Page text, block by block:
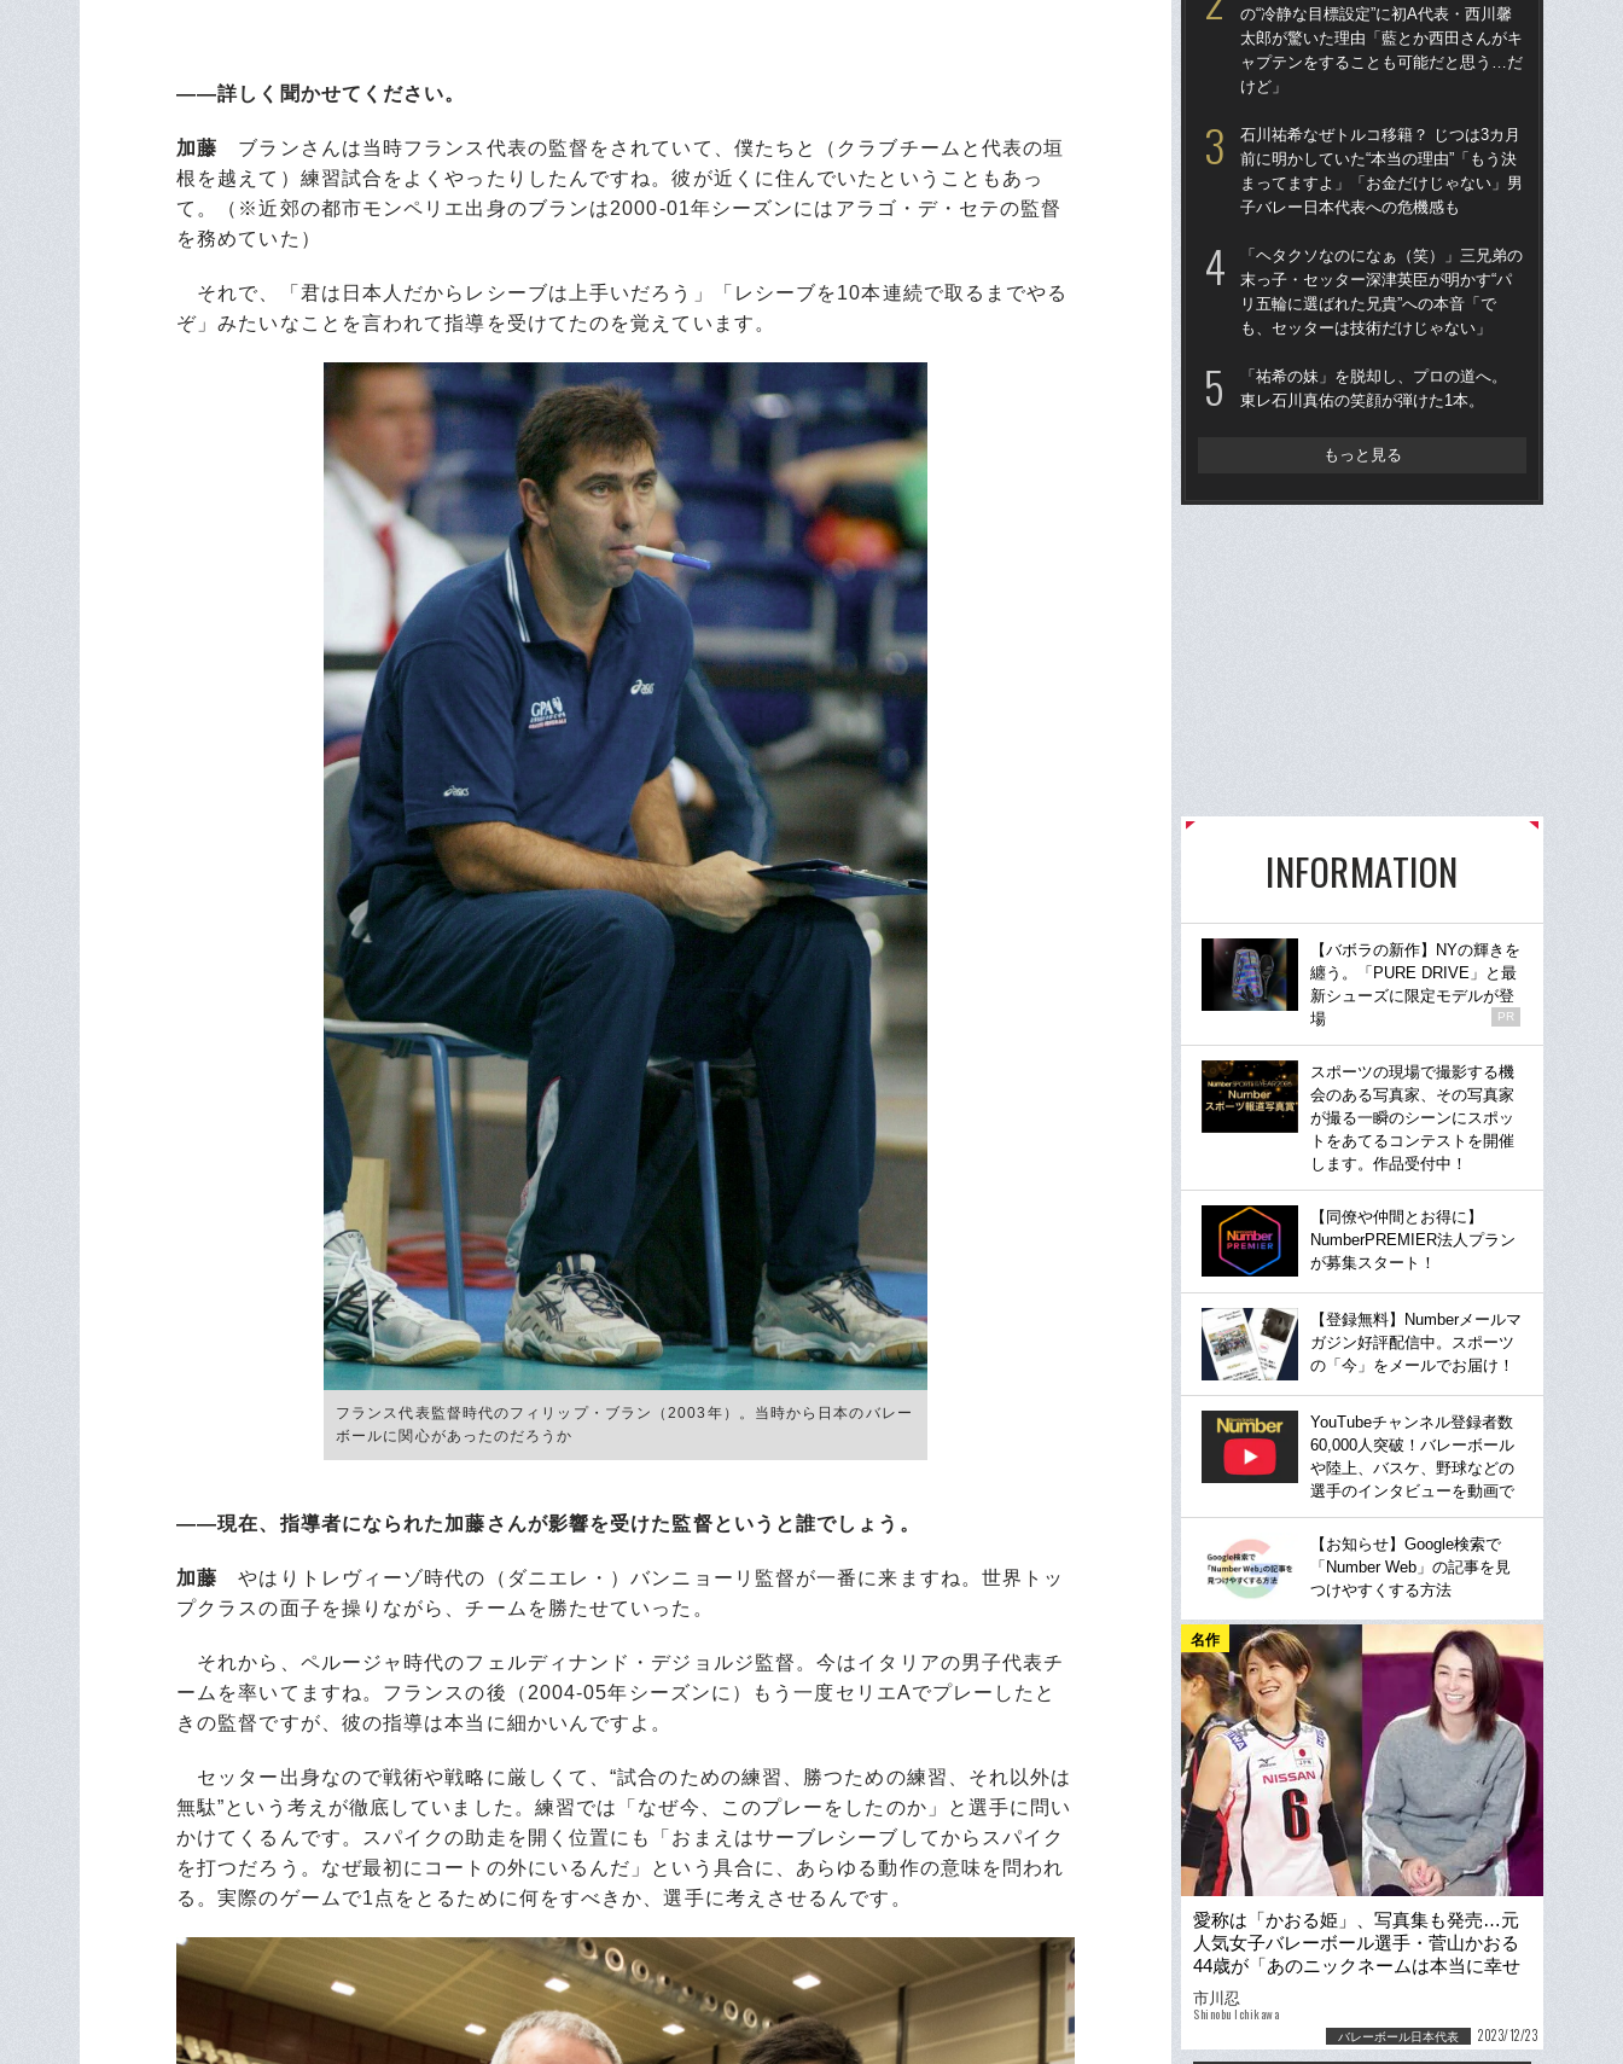
――詳しく聞かせてください。
加藤 ブランさんは当時フランス代表の監督をされていて、僕たちと（クラブチームと代表の垣
根を越えて）練習試合をよくやったりしたんですね。彼が近くに住んでいたということもあっ
て。（※近郊の都市モンペリエ出身のブランは2000-01年シーズンにはアラゴ・デ・セテの監督
を務めていた）
それで、「君は日本人だからレシーブは上手いだろう」「レシーブを10本連続で取るまでやる
ぞ」みたいなことを言われて指導を受けてたのを覚えています。
フランス代表監督時代のフィリップ・ブラン（2003年）。当時から日本のバレー
ボールに関心があったのだろうか
――現在、指導者になられた加藤さんが影響を受けた監督というと誰でしょう。
加藤やはりトレヴィーゾ時代の（ダニエレ・）バンニョーリ監督が一番に来ますね。世界トッ
プクラスの面子を操りながら、チームを勝たせていった。
それから、ペルージャ時代のフェルディナンド・デジョルジ監督。今はイタリアの男子代表チ
ームを率いてますね。フランスの後（2004-05年シーズンに）もう一度セリエAでプレーしたと
きの監督ですが、彼の指導は本当に細かいんですよ。
セッター出身なので戦術や戦略に厳しくて、“試合のための練習、勝つための練習、それ以外は
無駄”という考えが徹底していました。練習では「なぜ今、このプレーをしたのか」と選手に問い
かけてくるんです。スパイクの助走を開く位置にも「おまえはサーブレシーブしてからスパイク
を打つだろう。なぜ最初にコートの外にいるんだ」という具合に、あらゆる動作の意味を問われ
る。実際のゲームで1点をとるために何をすべきか、選手に考えさせるんです。
の“冷静な目標設定”に初A代表・西川馨
太郎が驚いた理由「藍とか西田さんがキ
ャプテンをすることも可能だと思う…だ
けど」
石川祐希なぜトルコ移籍？ じつは3カ月
前に明かしていた“本当の理由”「もう決
まってますよ」「お金だけじゃない」男
子バレー日本代表への危機感も
「ヘタクソなのになぁ（笑）」三兄弟の
末っ子・セッター深津英臣が明かす“パ
リ五輪に選ばれた兄貴”への本音「で
も、セッターは技術だけじゃない」
「祐希の妹」を脱却し、プロの道へ。
東レ石川真佑の笑顔が弾けた1本。
もっと見る
INFORMATION
【バボラの新作】NYの輝きを
纏う。「PURE DRIVE」と最
新シューズに限定モデルが登
場
PR
スポーツの現場で撮影する機
会のある写真家、その写真家
が撮る一瞬のシーンにスポッ
トをあてるコンテストを開催
します。作品受付中！
【同僚や仲間とお得に】
NumberPREMIER法人プラン
が募集スタート！
【登録無料】Numberメールマ
ガジン好評配信中。スポーツ
の「今」をメールでお届け！
YouTubeチャンネル登録者数
60,000人突破！バレーボール
や陸上、バスケ、野球などの
選手のインタビューを動画で
【お知らせ】Google検索で
「Number Web」の記事を見
つけやすくする方法
名作
愛称は「かおる姫」、写真集も発売…元
人気女子バレーボール選手・菅山かおる
44歳が「あのニックネームは本当に幸せ
でした」と語る理由
市川忍
Shinobu Ichikawa
バレーボール日本代表 2023/12/23